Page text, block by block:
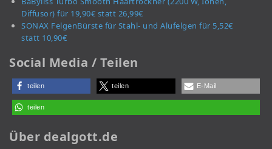
Diffusor) für 19,90€ statt 26,99€
SONAX FelgenBürste für Stahl- und Alufelgen für 5,52€
statt 10,90€
Social Media / Teilen
teilen teilen E-Mail
teilen
Über dealgott.de